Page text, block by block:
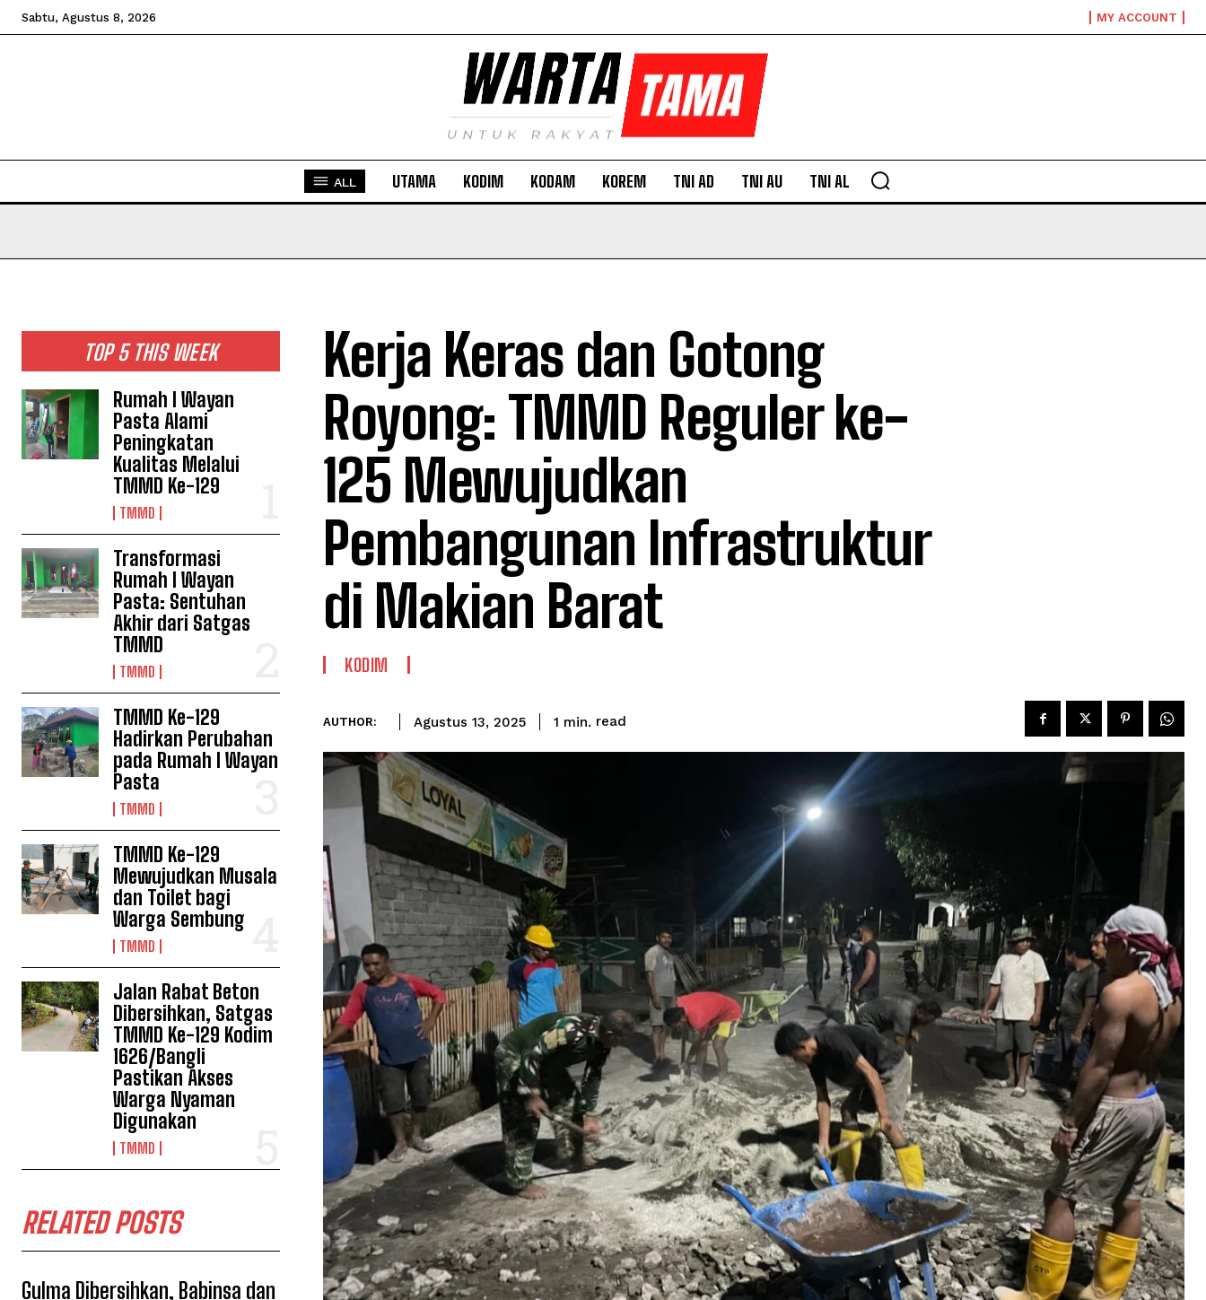
Sabtu, Agustus 8, 2026 MY ACCOUNT
ALL UTAMA KODIM KODAM KOREM TNI AD TNI AU TNI AL
TOP 5 THIS WEEK
Rumah I Wayan
Pasta Alami
Peningkatan
Kualitas Melalui
TMMD Ke-129
TMMD
Transformasi
Rumah I Wayan
Pasta: Sentuhan
Akhir dari Satgas
TMMD
TMMD
TMMD Ke-129
Hadirkan Perubahan
pada Rumah I Wayan
Pasta
TMMD
TMMD Ke-129
Mewujudkan Musala
dan Toilet bagi
Warga Sembung
TMMD
Jalan Rabat Beton
Dibersihkan, Satgas
TMMD Ke-129 Kodim
1626/Bangli
Pastikan Akses
Warga Nyaman
Digunakan
TMMD
RELATED POSTS
Gulma Dibersihkan, Babinsa dan
Kerja Keras dan Gotong
Royong: TMMD Reguler ke-
125 Mewujudkan
Pembangunan Infrastruktur
di Makian Barat
KODIM
AUTHOR: Agustus 13, 2025 1 min. read